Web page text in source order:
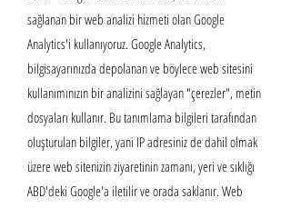
sağlanan bir web analizi hizmeti olan Google
Analytics'i kullanıyoruz. Google Analytics,
bilgisayarınızda depolanan ve böylece web sitesini
kullanımınızın bir analizini sağlayan "çerezler", metin
dosyaları kullanır. Bu tanımlama bilgileri tarafından
oluşturulan bilgiler, yani IP adresiniz de dahil olmak
üzere web sitenizin ziyaretinin zamanı, yeri ve sıklığı
ABD'deki Google'a iletilir ve orada saklanır. Web